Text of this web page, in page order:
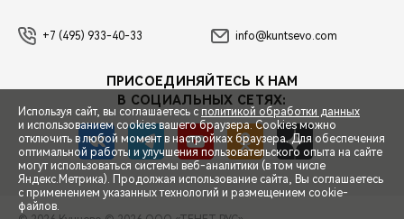
СПЕЦПРЕДЛОЖЕНИЯ
+7 (495) 933-40-33 info@kuntsevo.com
ПРИСОЕДИНЯЙТЕСЬ К НАМ
В СОЦИАЛЬНЫХ СЕТЯХ:
Используя сайт, вы соглашаетесь с политикой обработки данных
и использованием cookies вашего браузера. Cookies можно
отключить в любой момент в настройках браузера. Для обеспечения
оптимальной работы и улучшения пользовательского опыта на сайте
могут использоваться системы веб-аналитики (в том числе
Яндекс.Метрика). Продолжая использование сайта, Вы соглашаетесь
с применением указанных технологий и размещением cookie-
файлов.